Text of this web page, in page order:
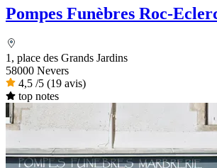
Pompes Funèbres Roc-
1, place des Grands Jardins
58000 Nevers
4,5 /5 (19 avis)
top notes